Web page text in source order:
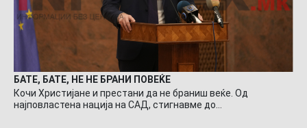
БАТЕ, БАТЕ, НЕ НЕ БРАНИ ПОВЕЌЕ
Кочи Христијане и престани да не браниш веќе. Од
најповластена нација на САД, стигнавме до…